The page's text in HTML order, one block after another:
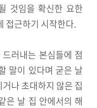
것임을 확신한 요한
접근하기 시작한다.
러내는 본심들에 점
말이 있다며 굳은 날
나 초대하지 않은 집
은 날 집 안에서의 해